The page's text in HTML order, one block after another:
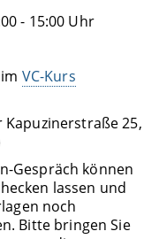
- 15:00 Uhr
VC-Kurs
25,
Gespräch können
lassen und
noch
Bitte bringen Sie